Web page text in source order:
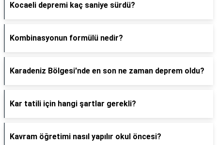
Kocaeli depremi kaç saniye sürdü?
Kombinasyonun formülü nedir?
Karadeniz Bölgesi'nde en son ne zaman deprem oldu?
Kar tatili için hangi şartlar gerekli?
Kavram öğretimi nasıl yapılır okul öncesi?